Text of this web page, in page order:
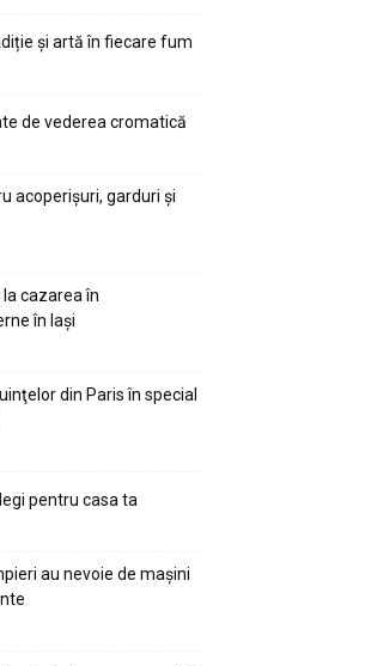
și artă în fiecare fum
de vederea cromatică
acoperişuri, garduri şi
cazarea în
în Iaşi
din Paris în special
pentru casa ta
au nevoie de maşini